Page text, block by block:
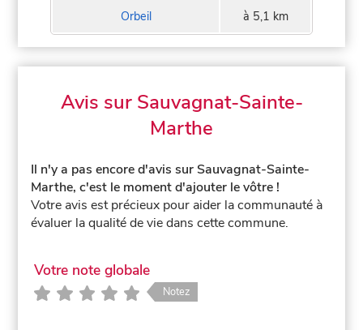
Orbeil à 5,1 km
Avis sur Sauvagnat-Sainte-
Marthe
Il n'y a pas encore d'avis sur Sauvagnat-Sainte-
Marthe, c'est le moment d'ajouter le vôtre !
Votre avis est précieux pour aider la communauté à
évaluer la qualité de vie dans cette commune.
Votre note globale
Notez